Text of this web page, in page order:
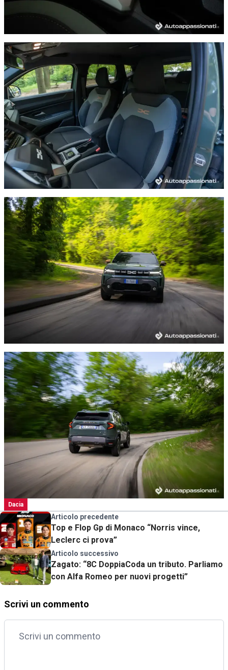
Dacia
Articolo precedente
Top e Flop Gp di Monaco “Norris vince,
Leclerc ci prova”
Articolo successivo
Zagato: “8C DoppiaCoda un tributo. Parliamo
con Alfa Romeo per nuovi progetti”
Scrivi un commento